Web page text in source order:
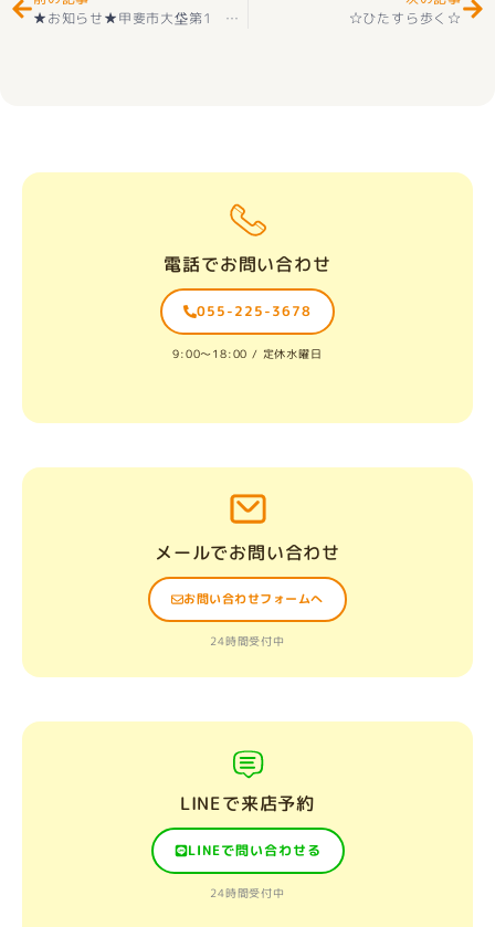
★お知らせ★甲斐市大垈第1 １号 新築建売住宅 4LDK＋耐震等級3 好評販売中(^^♪
☆ひたすら歩く☆
電話でお問い合わせ
055-225-3678
9:00〜18:00 / 定休水曜日
メールでお問い合わせ
お問い合わせフォームへ
24時間受付中
LINEで来店予約
LINEで問い合わせる
24時間受付中